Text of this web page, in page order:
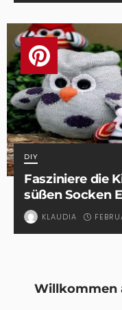
DIY
Fasziniere die
süßen Socken
KLAUDIA
Willkommen